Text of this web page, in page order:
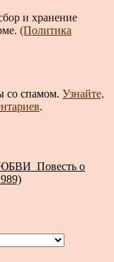
и хранение
(Политика
со спамом. Узнайте,
.
о